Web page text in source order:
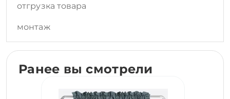
отгрузка товара
монтаж
Ранее вы смотрели